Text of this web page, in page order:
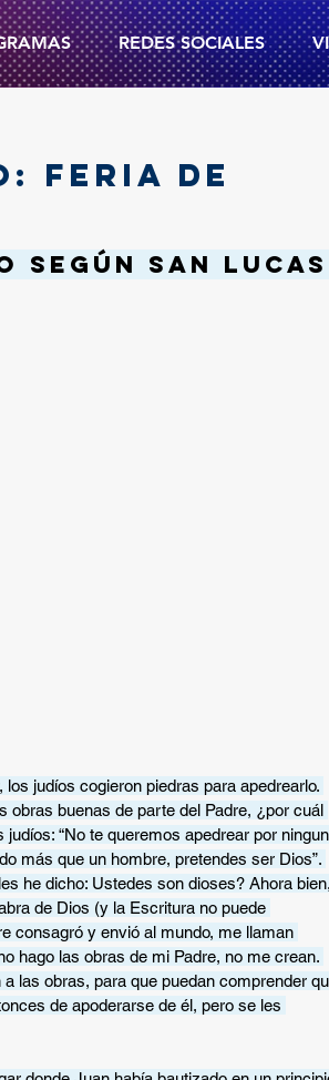
REDES SOCIALES
FERIA DE
según san Lucas
judíos cogieron piedras para apedrearlo.
obras buenas de parte del Padre, ¿por cuál
“No te queremos apedrear por
más que un hombre, pretendes ser Dios”.
he dicho: Ustedes son dioses? Ahora bien,
de Dios (y la Escritura no puede
consagró y envió al mundo, me llaman
hago las obras de mi Padre, no me crean.
las obras, para que puedan comprender
de apoderarse de él, pero se les